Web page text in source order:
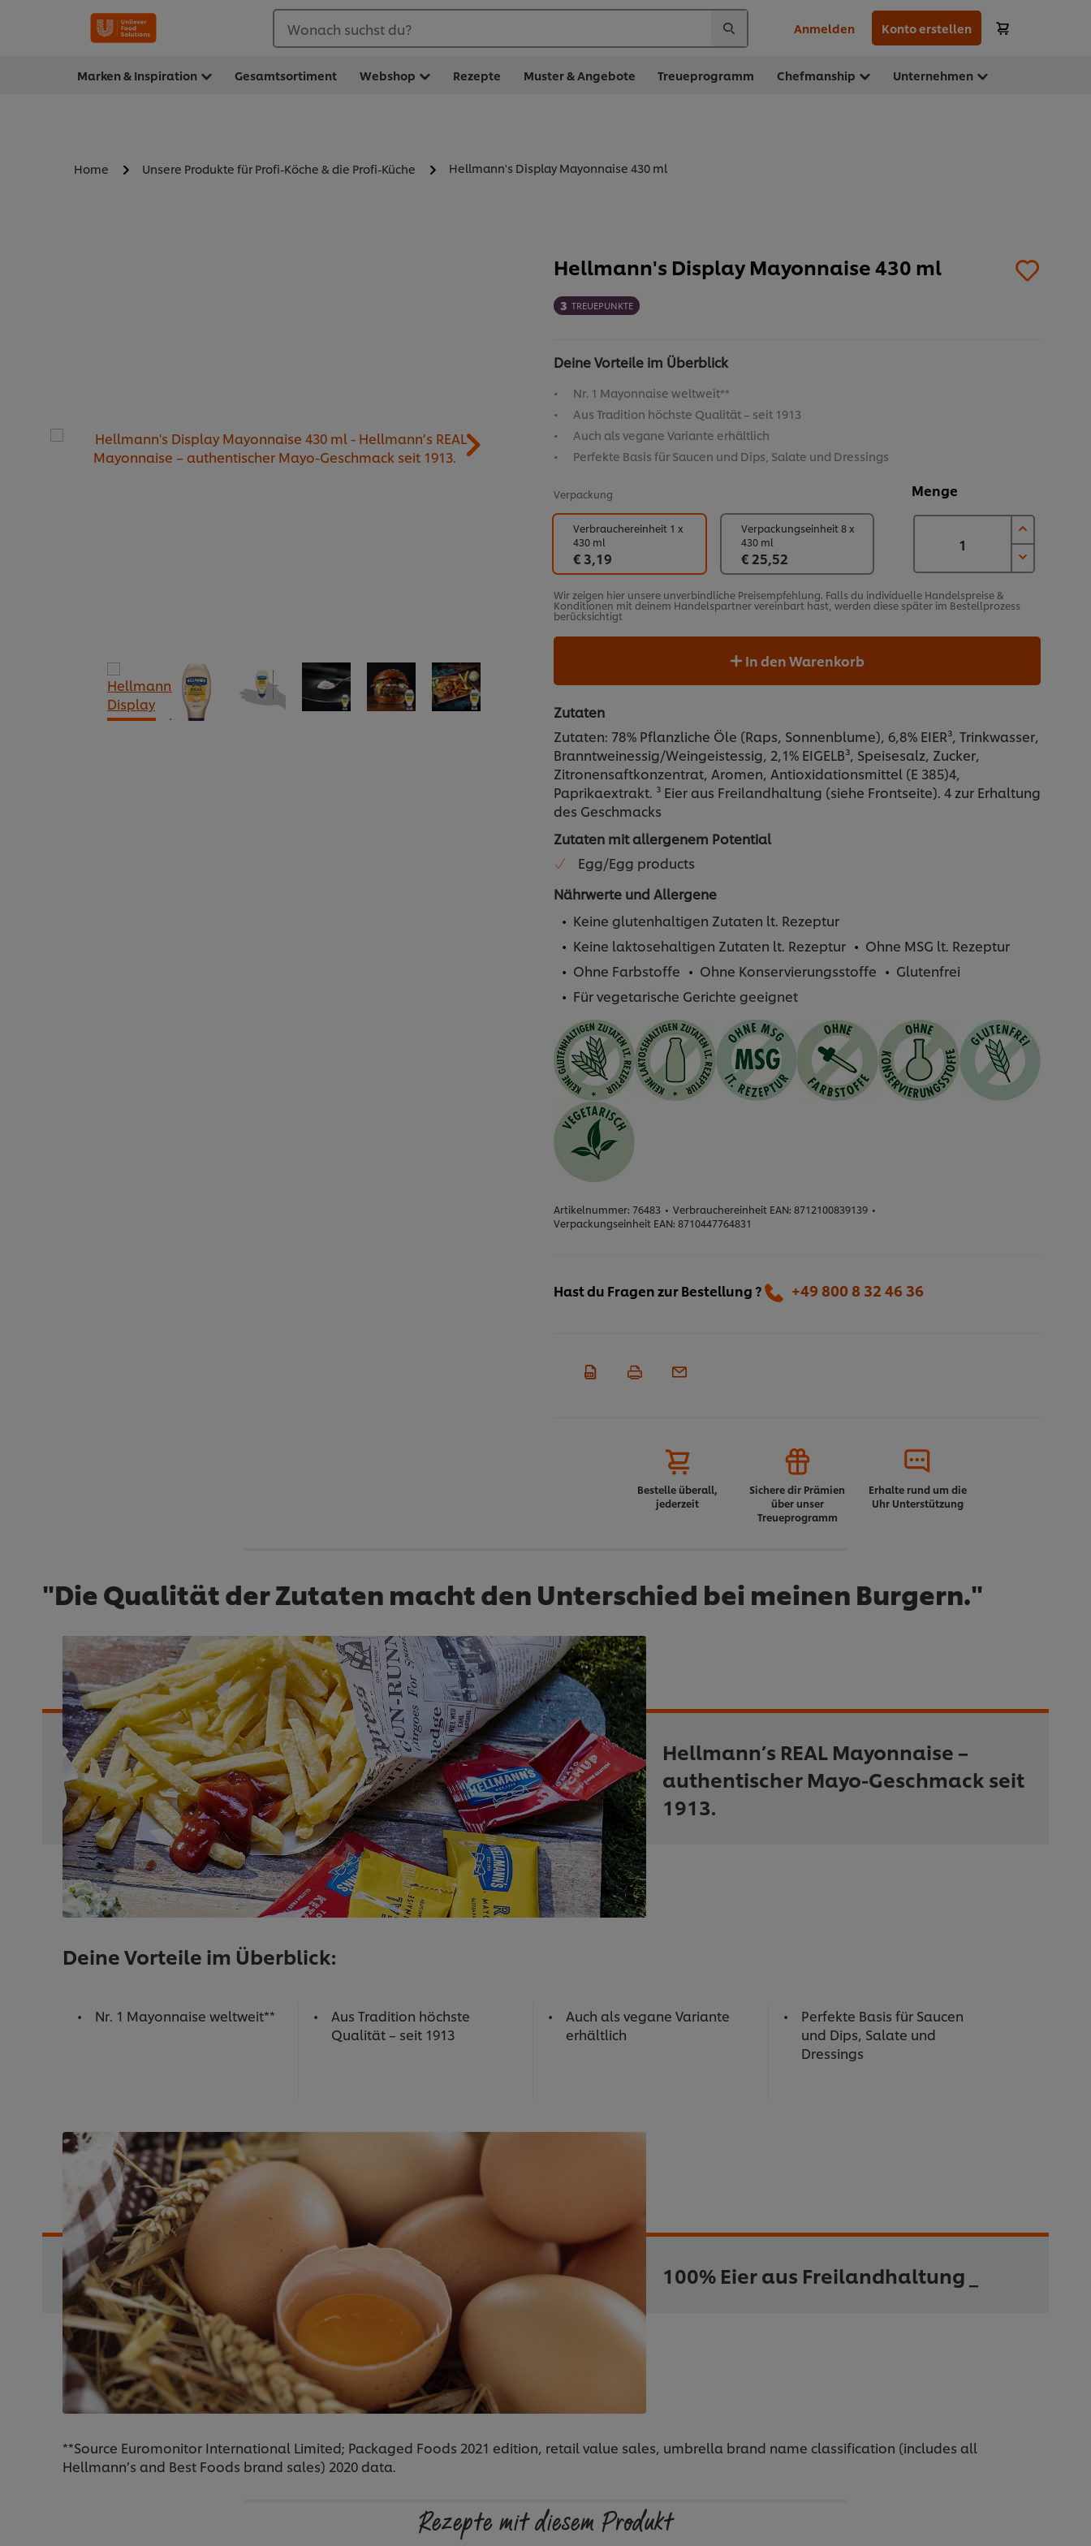
Wonach suchst du? Anmelden Konto erstellen
Marken & Inspiration Gesamtsortiment Webshop Rezepte Muster & Angebote Treueprogramm Chefmanship Unternehmen
Home Unsere Produkte für Profi-Köche & die Profi-Küche Hellmann's Display Mayonnaise 430 ml
Hellmann's Display Mayonnaise 430 ml
3 TREUEPUNKTE
Deine Vorteile im Überblick
Nr. 1 Mayonnaise weltweit**
Aus Tradition höchste Qualität – seit 1913
Auch als vegane Variante erhältlich
Perfekte Basis für Saucen und Dips, Salate und Dressings
Verpackung Menge
Verbrauchereinheit 1 x
430 ml
€ 3,19
Verpackungseinheit 8 x
430 ml
€ 25,52
Wir zeigen hier unsere unverbindliche Preisempfehlung. Falls du individuelle Handelspreise &
Konditionen mit deinem Handelspartner vereinbart hast, werden diese später im Bestellprozess
berücksichtigt
In den Warenkorb
Zutaten
Zutaten: 78% Pflanzliche Öle (Raps, Sonnenblume), 6,8% EIER³, Trinkwasser,
Branntweinessig/Weingeistessig, 2,1% EIGELB³, Speisesalz, Zucker,
Zitronensaftkonzentrat, Aromen, Antioxidationsmittel (E 385)4,
Paprikaextrakt. ³ Eier aus Freilandhaltung (siehe Frontseite). 4 zur Erhaltung
des Geschmacks
Zutaten mit allergenem Potential
Egg/Egg products
Nährwerte und Allergene
Keine glutenhaltigen Zutaten lt. Rezeptur
Keine laktosehaltigen Zutaten lt. Rezeptur
Ohne MSG lt. Rezeptur
Ohne Farbstoffe
Ohne Konservierungsstoffe
Glutenfrei
Für vegetarische Gerichte geeignet
Artikelnummer: 76483 • Verbrauchereinheit EAN: 8712100839139 •
Verpackungseinheit EAN: 8710447764831
Hast du Fragen zur Bestellung ? +49 800 8 32 46 36
Bestelle überall,
jederzeit
Sichere dir Prämien
über unser
Treueprogramm
Erhalte rund um die
Uhr Unterstützung
"Die Qualität der Zutaten macht den Unterschied bei meinen Burgern."
Hellmann’s REAL Mayonnaise –
authentischer Mayo-Geschmack seit
1913.
Deine Vorteile im Überblick:
Nr. 1 Mayonnaise weltweit**
Aus Tradition höchste
Qualität – seit 1913
Auch als vegane Variante
erhältlich
Perfekte Basis für Saucen
und Dips, Salate und
Dressings
100% Eier aus Freilandhaltung _
**Source Euromonitor International Limited; Packaged Foods 2021 edition, retail value sales, umbrella brand name classification (includes all
Hellmann’s and Best Foods brand sales) 2020 data.
Rezepte mit diesem Produkt